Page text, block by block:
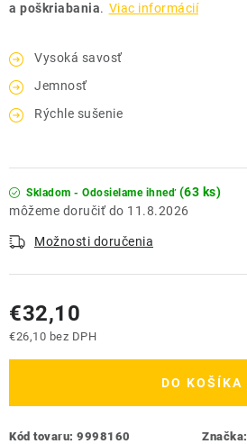
a poškriabania. Viac informácií
Vysoká savosť
Jemnosť
Rýchle sušenie
Skladom - Odosielame ihneď (63 ks)
11.8.2026
Možnosti doručenia
€32,10
€26,10 bez DPH
DO KOŠÍKA
Kód tovaru: 9998160 Značka: